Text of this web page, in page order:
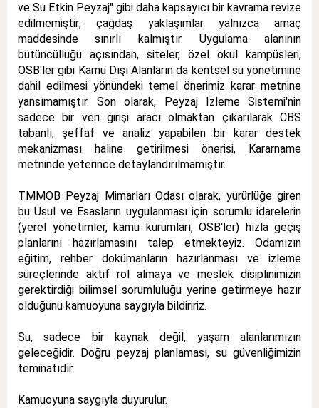
ve Su Etkin Peyzaj" gibi daha kapsayıcı bir kavrama revize
edilmemiştir; çağdaş yaklaşımlar yalnızca amaç
maddesinde sınırlı kalmıştır. Uygulama alanının
bütüncüllüğü açısından, siteler, özel okul kampüsleri,
OSB'ler gibi Kamu Dışı Alanların da kentsel su yönetimine
dahil edilmesi yönündeki temel önerimiz karar metnine
yansımamıştır. Son olarak, Peyzaj İzleme Sistemi'nin
sadece bir veri girişi aracı olmaktan çıkarılarak CBS
tabanlı, şeffaf ve analiz yapabilen bir karar destek
mekanizması haline getirilmesi önerisi, Kararname
metninde yeterince detaylandırılmamıştır.
TMMOB Peyzaj Mimarları Odası olarak, yürürlüğe giren
bu Usul ve Esasların uygulanması için sorumlu idarelerin
(yerel yönetimler, kamu kurumları, OSB'ler) hızla geçiş
planlarını hazırlamasını talep etmekteyiz. Odamızın
eğitim, rehber dokümanların hazırlanması ve izleme
süreçlerinde aktif rol almaya ve meslek disiplinimizin
gerektirdiği bilimsel sorumluluğu yerine getirmeye hazır
olduğunu kamuoyuna saygıyla bildiririz.
Su, sadece bir kaynak değil, yaşam alanlarımızın
geleceğidir. Doğru peyzaj planlaması, su güvenliğimizin
teminatıdır.
Kamuoyuna saygıyla duyurulur.